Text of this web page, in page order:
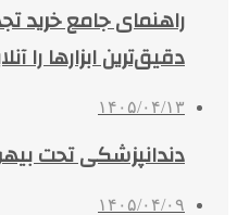
راهنمای جامع خرید
دقیق‌ترین ابزارها را
۱۴۰۵/۰۴/۱۳
دندانپزشکی تحت
۱۴۰۵/۰۴/۰۹